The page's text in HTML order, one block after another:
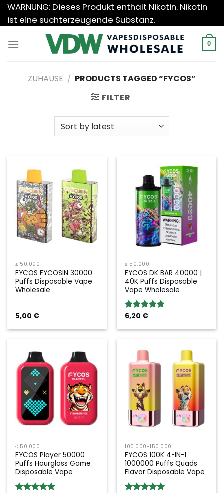
Zum
Inhalt
WARNUNG: Dieses Produkt enthält Nikotin. Nikotin
ist eine suchterzeugende Substanz.
0
ZUHAUSE / PRODUCTS TAGGED “FYCOS”
FILTER
≤ 50.000
FYCOS FYCOSIN 30000
Puffs Disposable Vape
Wholesale
5,00 €
≤ 50.000
FYCOS DK BAR 40000 |
40K Puffs Disposable
Vape Wholesale
Bewertung:
6,20 €
≤ 50.000
FYCOS Player 50000
Puffs Hourglass Game
Disposable Vape
100.000-150.000
FYCOS 100K 4-IN-1
1000000 Puffs Quads
Flavor Disposable Vape